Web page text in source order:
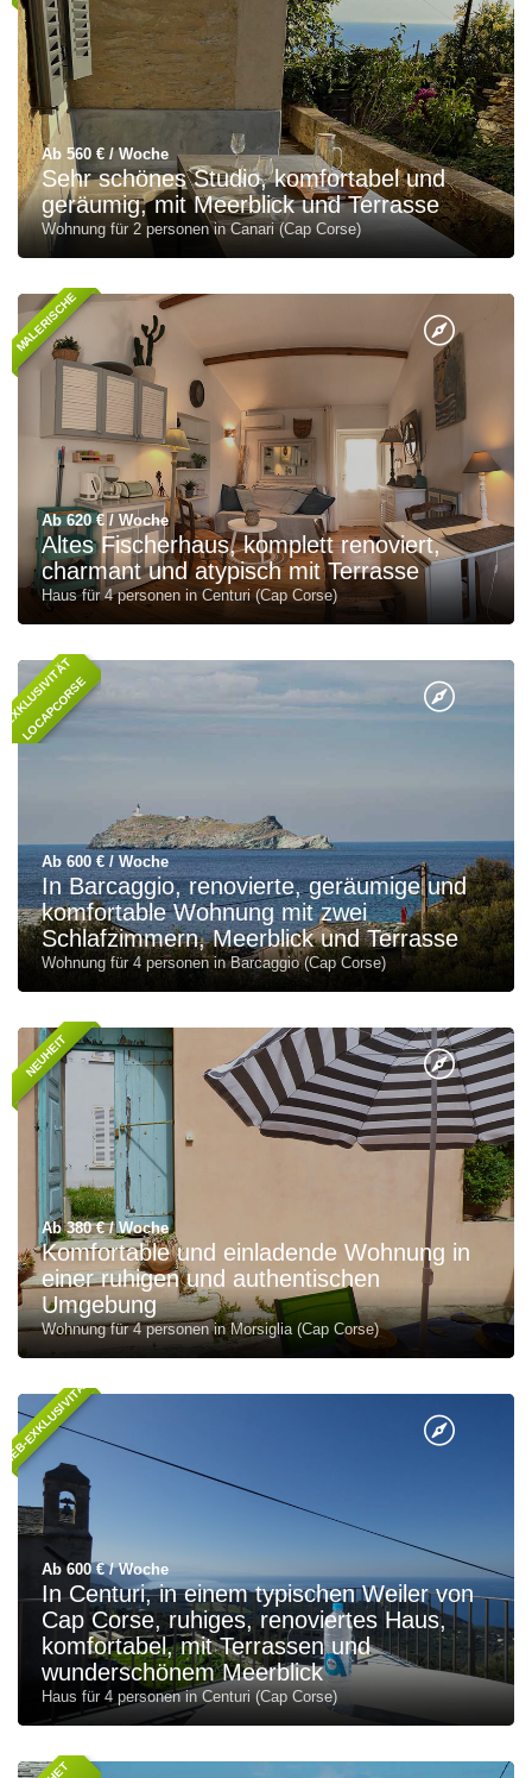
Ab 560 € / Woche
Sehr schönes Studio, komfortabel und
geräumig, mit Meerblick und Terrasse
Wohnung für 2 personen in Canari (Cap Corse)
MALERISCHE
Ab 620 € / Woche
Altes Fischerhaus, komplett renoviert,
charmant und atypisch mit Terrasse
Haus für 4 personen in Centuri (Cap Corse)
E
X
K
L
U
S
I
V
I
T
Ä
T
L
O
C
A
P
C
O
R
S
E
Ab 600 € / Woche
In Barcaggio, renovierte, geräumige und
komfortable Wohnung mit zwei
Schlafzimmern, Meerblick und Terrasse
Wohnung für 4 personen in Barcaggio (Cap Corse)
NEUHEIT
Ab 380 € / Woche
Komfortable und einladende Wohnung in
einer ruhigen und authentischen
Umgebung
Wohnung für 4 personen in Morsiglia (Cap Corse)
WEB-EXKLUSIVITÄT
Ab 600 € / Woche
In Centuri, in einem typischen Weiler von
Cap Corse, ruhiges, renoviertes Haus,
komfortabel, mit Terrassen und
wunderschönem Meerblick
Haus für 4 personen in Centuri (Cap Corse)